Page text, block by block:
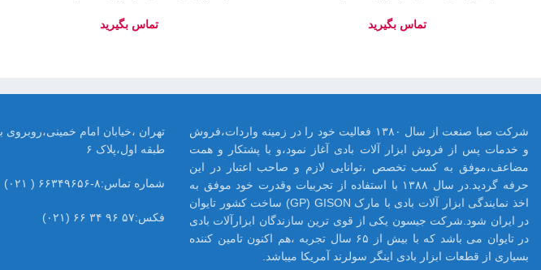
طبقه اول،پلاک ۶
شماره تماس:۸-۶۶۳۴۹۶۵۶ ( ۰۲۱)
فکس:۵۷ ۹۶ ۳۴ ۶۶ (۰۲۱)
شرکت صبا صنعت از سال ۱۳۸۰ فعالیت خود را در زمینه واردات،فروش
و خدمات پس از فروش ابزار آلات بادی آغاز نمود،و با پشتکار و همت
مضاعف،موفق به کسب تخصص ،توانایی لازم و صاحب اعتبار در این
حرفه گردید.در سال ۱۳۸۸ با استفاده از تجربیات وقدرت خود موفق به
اخذ نمایندگی ابزار آلات بادی با مارک GP) GISON) ساخت کشور تایوان
در ایران شود.شرکت جیسون یکی از قوی ترین سازندگان ابزارآلات بادی
در تایوان می باشد که با بیش از ۶۵ سال تجربه ،هم اکنون تامین کننده
بسیاری از قطعات ابزار بادی اینگر سولرند آمریکا میباشد.